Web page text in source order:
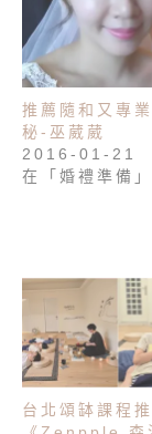
推薦隨和又專
秘-巫葳葳
2016-01-21
在「婚禮準備
台北頌缽課程推